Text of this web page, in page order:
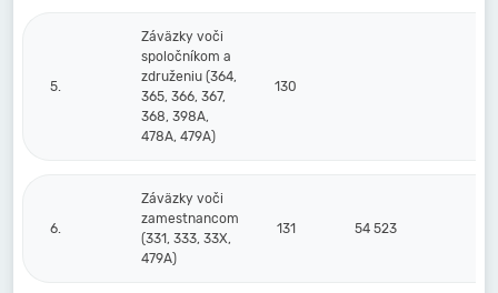
5.
Záväzky voči
spoločníkom a
združeniu (364,
365, 366, 367,
368, 398A,
478A, 479A)
130
6.
Záväzky voči
zamestnancom
(331, 333, 33X,
479A)
131 54 523